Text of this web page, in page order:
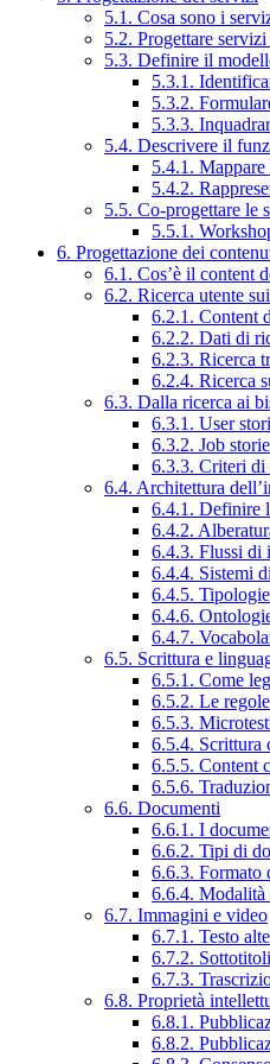
5.1. Cosa sono i
5.2. Progettare
5.3. Definire il
5.3.1.
5.3.2.
5.3.3.
5.4. Descrivere il
5.4.1. Mappare
5.4.2.
5.5. Co-progettare le
5.5.1.
6. Progettazione dei
6.1. Cos’è il content
6.2. Ricerca utente
6.2.1. Content
6.2.2. Dati di
6.2.3. Ricerca
6.2.4. Ricerca
6.3. Dalla ricerca ai
6.3.1. User
6.3.2. Job
6.3.3. Criteri di
6.4. Architettura
6.4.1. Definire
6.4.2.
6.4.3. Flussi di
6.4.4. Sistemi
6.4.5.
6.4.6.
6.4.7.
6.5. Scrittura e
6.5.1. Come
6.5.2. Le
6.5.3.
6.5.4. Scrittura
6.5.5. Content
6.5.6.
6.6. Documenti
6.6.1. I
6.6.2. Tipi di
6.6.3. Formato
6.6.4. Modalità
6.7. Immagini e video
6.7.1. Testo
6.7.2.
6.7.3.
6.8. Proprietà
6.8.1.
6.8.2.